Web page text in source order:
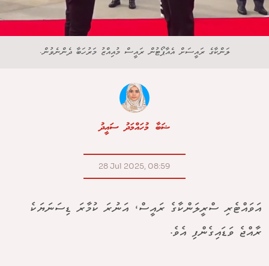
ލަންކާގެ ރައީސަށް އެއާޕޯޓުން ރައީސް މުއިއްޒު މަރުހަބާ ދެންނެވުން.
ޝަބާ މުހައްމަދު ސައީދު
28 Jul 2025, 08:59
އަވައްޓެރި ސްރީލަންކާގެ ރައީސް، އަނުރަ ކުމާރަ ޑިސަނަޔަކެ
ރާއްޖެ ވަޑައިގެންފި އެވެ.